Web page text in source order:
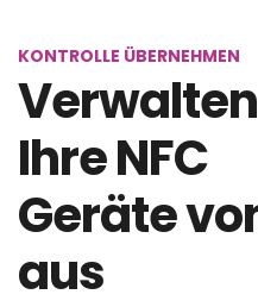
KONTROLLE ÜBERNEHMEN
Ihre NFC
Geräte
aus